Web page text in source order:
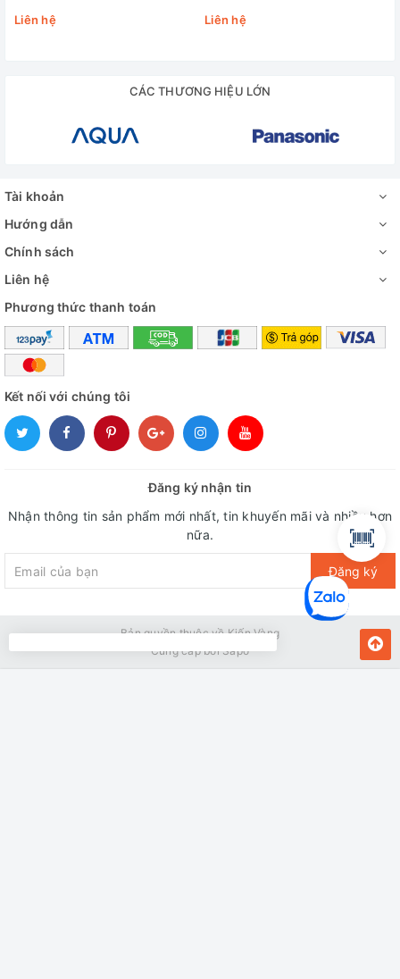
Liên hệ Liên hệ
CÁC THƯƠNG HIỆU LỚN
Tài khoản
Hướng dẫn
Chính sách
Liên hệ
Phương thức thanh toán
Kết nối với chúng tôi
Đăng ký nhận tin
Nhận thông tin sản phẩm mới nhất, tin khuyến mãi và nhiều hơn
nữa.
Đăng ký
Bản quyền thuộc về Kiến Vàng
Cung cấp bởiSapo